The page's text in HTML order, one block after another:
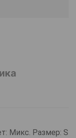
Микс. Размер: S